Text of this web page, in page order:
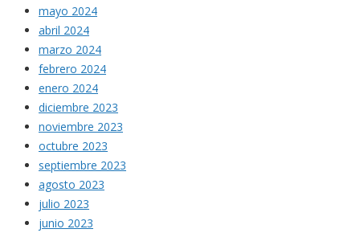
mayo 2024
abril 2024
marzo 2024
febrero 2024
enero 2024
diciembre 2023
noviembre 2023
octubre 2023
septiembre 2023
agosto 2023
julio 2023
junio 2023